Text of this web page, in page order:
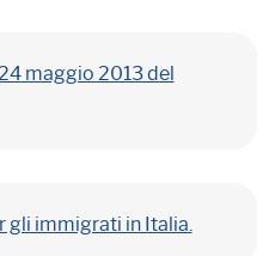
maggio 2013 del
gli immigrati in Italia.